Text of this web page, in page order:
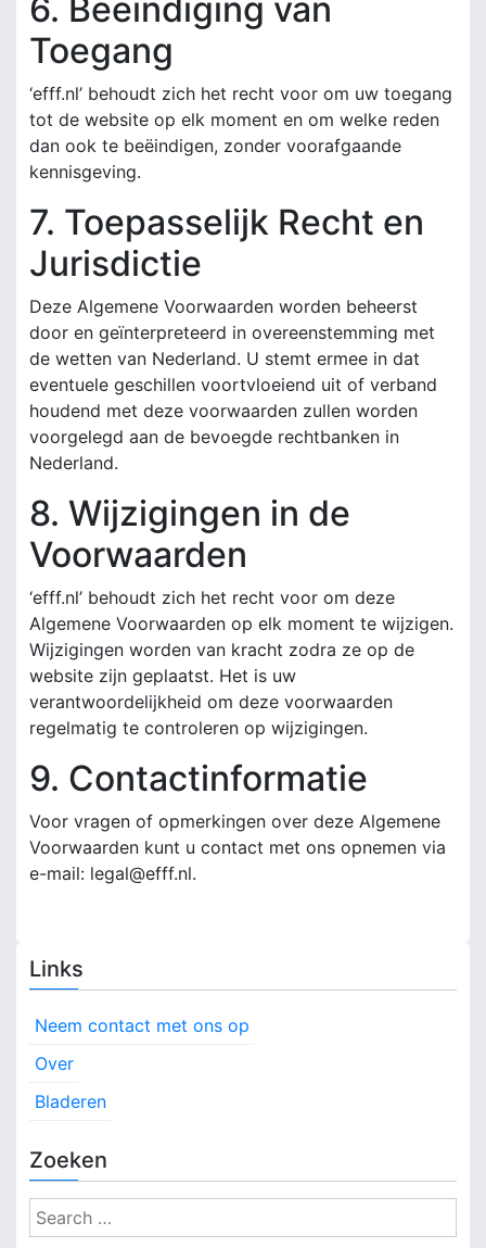
6. Beëindiging van
Toegang
‘efff.nl’ behoudt zich het recht voor om uw toegang
tot de website op elk moment en om welke reden
dan ook te beëindigen, zonder voorafgaande
kennisgeving.
7. Toepasselijk Recht en
Jurisdictie
Deze Algemene Voorwaarden worden beheerst
door en geïnterpreteerd in overeenstemming met
de wetten van Nederland. U stemt ermee in dat
eventuele geschillen voortvloeiend uit of verband
houdend met deze voorwaarden zullen worden
voorgelegd aan de bevoegde rechtbanken in
Nederland.
8. Wijzigingen in de
Voorwaarden
‘efff.nl’ behoudt zich het recht voor om deze
Algemene Voorwaarden op elk moment te wijzigen.
Wijzigingen worden van kracht zodra ze op de
website zijn geplaatst. Het is uw
verantwoordelijkheid om deze voorwaarden
regelmatig te controleren op wijzigingen.
9. Contactinformatie
Voor vragen of opmerkingen over deze Algemene
Voorwaarden kunt u contact met ons opnemen via
e-mail: legal@efff.nl.
Links
Neem contact met ons op
Over
Bladeren
Zoeken
S
e